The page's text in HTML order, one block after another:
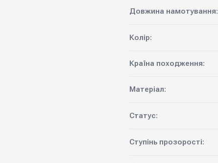
Довжина намотування:
Колір:
Країна походження:
Матеріал:
Статус:
Ступінь прозорості: